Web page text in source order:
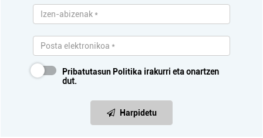
Pribatutasun Politika irakurri eta onartzen
dut.
Harpidetu